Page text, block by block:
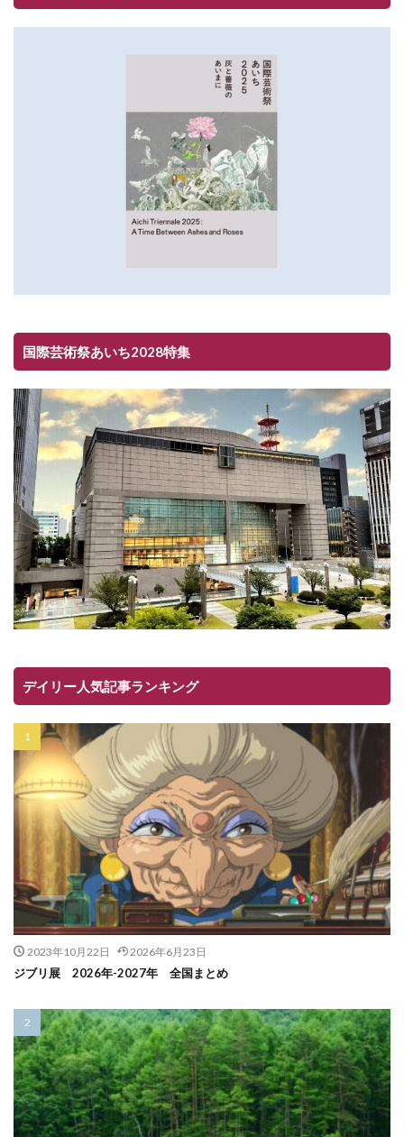
国際芸術祭あいち2028特集
デイリー人気記事ランキング
2023年10月22日 2026年6月23日
ジブリ展 2026年-2027年 全国まとめ